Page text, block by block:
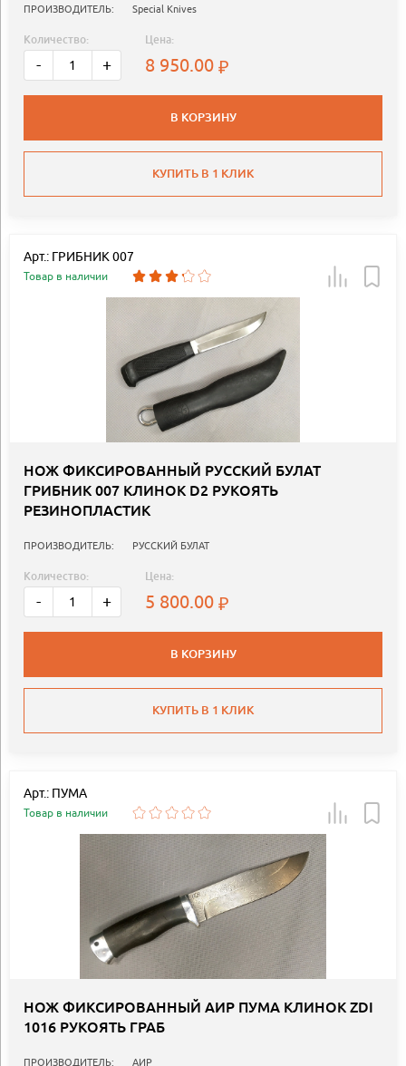
ПРОИЗВОДИТЕЛЬ: Special Knives
Количество:
- +
Цена:
8 950.00
В КОРЗИНУ
КУПИТЬ В 1 КЛИК
Арт.: ГРИБНИК 007
Товар в наличии
НОЖ ФИКСИРОВАННЫЙ РУССКИЙ БУЛАТ
ГРИБНИК 007 КЛИНОК D2 РУКОЯТЬ
РЕЗИНОПЛАСТИК
ПРОИЗВОДИТЕЛЬ: РУССКИЙ БУЛАТ
Количество:
- +
Цена:
5 800.00
В КОРЗИНУ
КУПИТЬ В 1 КЛИК
Арт.: ПУМА
Товар в наличии
НОЖ ФИКСИРОВАННЫЙ АИР ПУМА КЛИНОК ZDI
1016 РУКОЯТЬ ГРАБ
ПРОИЗВОДИТЕЛЬ: АИР